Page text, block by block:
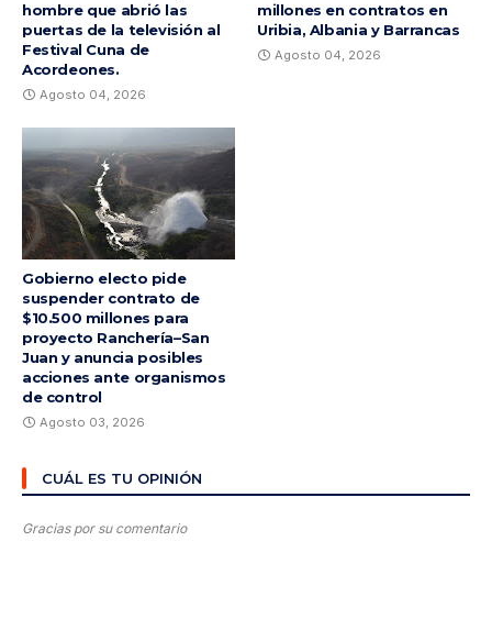
hombre que abrió las
puertas de la televisión al
Festival Cuna de
Acordeones.
Agosto 04, 2026
millones en contratos en
Uribia, Albania y Barrancas
Agosto 04, 2026
Gobierno electo pide
suspender contrato de
$10.500 millones para
proyecto Ranchería–San
Juan y anuncia posibles
acciones ante organismos
de control
Agosto 03, 2026
CUÁL ES TU OPINIÓN
Gracias por su comentario